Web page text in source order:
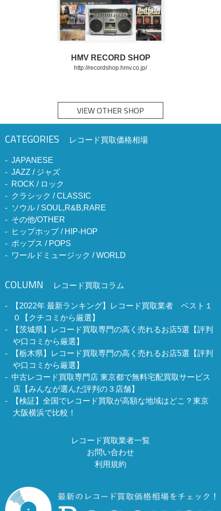
HMV RECORD SHOP
http://recordshop.hmv.co.jp/
VIEW OTHER SHOP
CATEGORIES レコード買取価格相場
JAPANESE
JAZZ / ジャズ
ROCK / ロック
クラシック / CLASSIC
ソウル / SOUL,R&B,RARE
その他/OTHER
ヒップホップ / HIP-HOP
ポップス / POPS
ワールドミュージック / WORLD
COLUMN レコード買取コラム
【2022年 最新ランキング】レコード買取業者 ベスト１
０【クチコミから厳選】
【茨城県】レコード買取専門の高く売れるお店5選【評判
や口コミから厳選】
【栃木県】レコード買取専門の高く売れるお店5選【評判
や口コミから厳選】
中古レコード買取専門店 東京都で無料宅配買取サービス
店【みんなが選んだ評判の３店舗】
【検証】全国でレコード買取が高額な地域はどこ？東京
大阪横浜で比較！
レコード買取業者一覧
お問い合わせ
利用規約